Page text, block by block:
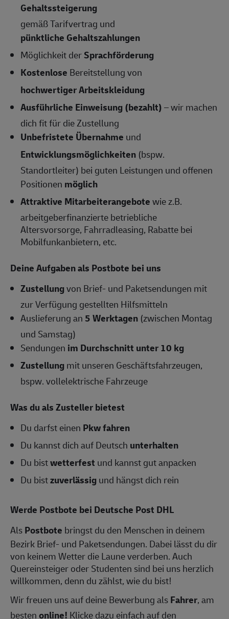
Gehaltssteigerung
gemäß Tarifvertrag und
pünktliche Gehaltszahlungen
Möglichkeit derSprachförderung
Kostenlose Bereitstellung von
hochwertiger Arbeitskleidung
Ausführliche Einweisung (bezahlt)– wir machen
dich fit für die Zustellung
Unbefristete Übernahme und
Entwicklungsmöglichkeiten (bspw.
Standortleiter) bei guten Leistungen und offenen
Positionen möglich
Attraktive Mitarbeiterangebotewie z.B.
arbeitgeberfinanzierte betriebliche
Altersvorsorge, Fahrradleasing, Rabatte bei
Mobilfunkanbietern, etc.
Deine Aufgaben als Postbote bei uns
Zustellungvon Brief- und Paketsendungen mit
zur Verfügung gestellten Hilfsmitteln
Auslieferung an5 Werktagen (zwischen Montag
und Samstag)
Sendungen im Durchschnitt unter 10 kg
Zustellungmit unseren Geschäftsfahrzeugen,
bspw. vollelektrische Fahrzeuge
Was du als Zusteller bietest
Du darfst einen Pkw fahren
Du kannst dich auf Deutsch unterhalten
Du bistwetterfest und kannst gut anpacken
Du bistzuverlässigund hängst dich rein
Werde Postbote bei Deutsche Post DHL
AlsPostbote bringst du den Menschen in deinem
Bezirk Brief- und Paketsendungen. Dabei lässt du dir
von keinem Wetter die Laune verderben. Auch
Quereinsteiger oder Studenten sind bei uns herzlich
willkommen, denn du zählst, wie du bist!
Wir freuen uns auf deine Bewerbung alsFahrer, am
bestenonline! Klicke dazu einfach auf den